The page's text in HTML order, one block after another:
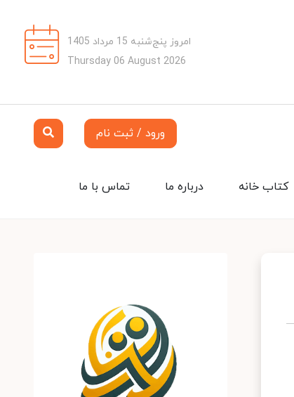
امروز پنج‌شنبه 15 مرداد 1405
Thursday 06 August 2026
ورود / ثبت نام
تماس با ما درباره ما کتاب خانه